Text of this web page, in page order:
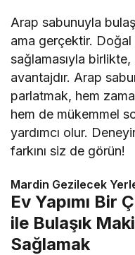
Arap sabunuyla
ama gerçektir.
sağlamasıyla
avantajdır. Arap
parlatmak, hem
hem de mükemmel
yardımcı olur.
farkını siz de görün!
Mardin Gezilecek
Ev Yapımı Bir
ile Bulaşık
Sağlamak